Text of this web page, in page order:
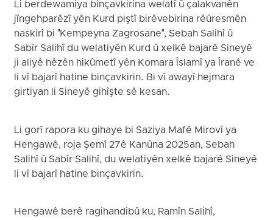
Li berdewamiya binçavkirina welatî û çalakvanên
jîngehparêzî yên Kurd piştî birêvebirina rêûresmên
naskirî bi "Kempeyna Zagrosane", Sebah Salihî û
Sabîr Salihî du welatiyên Kurd û xelkê bajarê Sineyê
ji aliyê hêzên hikûmetî yên Komara Îslamî ya Îranê ve
li vî bajarî hatine binçavkirin. Bi vî awayî hejmara
girtiyan li Sineyê gihîşte sê kesan.
Li gorî rapora ku gihaye bi Saziya Mafê Mirovî ya
Hengawê, roja Şemî 27ê Kanûna 2025an, Sebah
Salihî û Sabîr Salihî, du welatiyên xelkê bajarê Sineyê
li vî bajarî hatine binçavkirin.
Hengawê berê ragihandibû ku, Ramîn Salihî,